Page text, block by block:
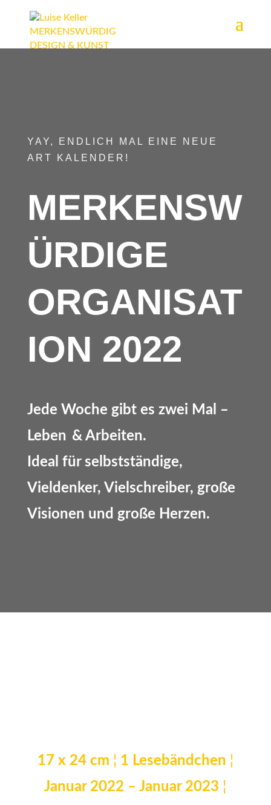
YAY, ENDLICH MAL EINE NEUE
ART KALENDER!
MERKENSW
ÜRDIGE
ORGANISAT
ION 2022
Jede Woche gibt es zwei Mal –
Leben & Arbeiten.
Ideal für selbstständige,
Vieldenker, Vielschreiber, große
Visionen und große Herzen.
17 x 24 cm ¦ 1 Lesebändchen ¦
Januar 2022 – Januar 2023 ¦